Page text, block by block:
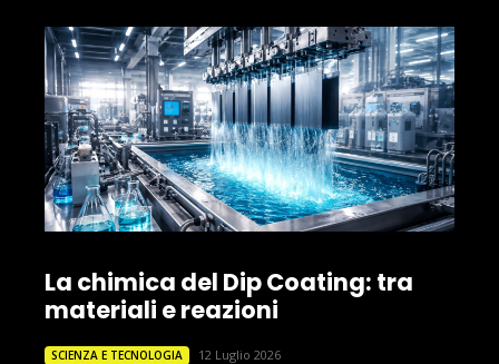
La chimica del Dip Coating: tra
materiali e reazioni
SCIENZA E TECNOLOGIA 12 Luglio 2026